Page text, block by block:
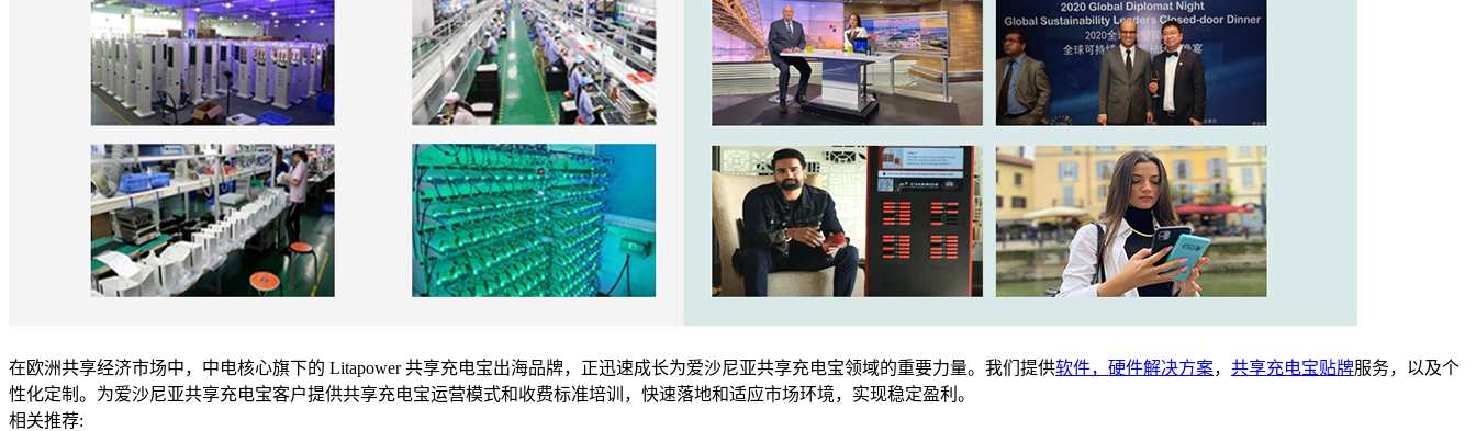
在欧洲共享经济市场中，中电核心旗下的 Litapower 共享充电宝出海品牌，正迅速成长为爱沙尼亚共享充电宝领域的重要力量。我们提供软件，硬件解决方案， 共享充电宝贴牌服务，以及个
性化定制。为爱沙尼亚共享充电宝客户提供共享充电宝运营模式和收费标准培训，快速落地和适应市场环境，实现稳定盈利。
相关推荐: